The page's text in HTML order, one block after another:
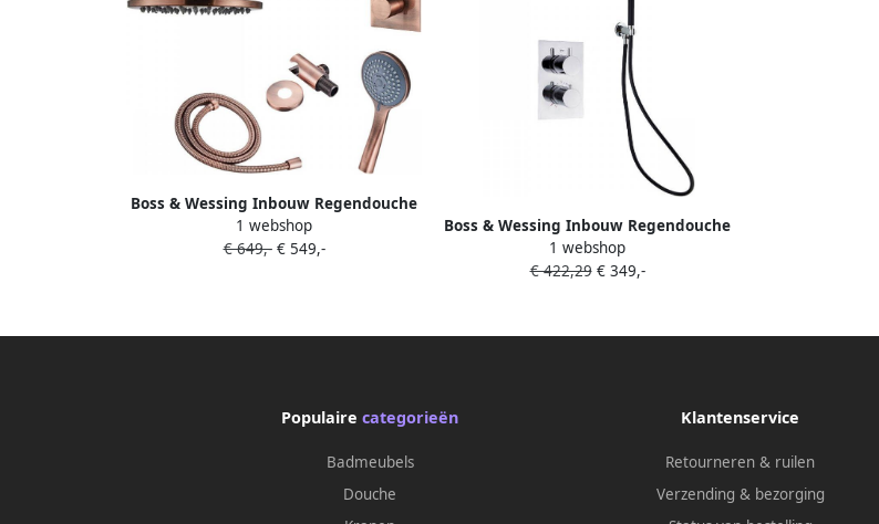
Boss & Wessing Inbouw Regendouche
Set BWS Copper met Wanduitloop en 3
Standen Handdouche Geborsteld
1 webshop
€ 649,-€ 549,-
Boss & Wessing Inbouw Regendouche
Set BWS Talpa Pro met Muuruitloop en
Staaf Handdouche 30 cm
1 webshop
€ 422,29€ 349,-
Populaire categorieën
Badmeubels
Douche
Klantenservice
Retourneren & ruilen
Verzending & bezorging